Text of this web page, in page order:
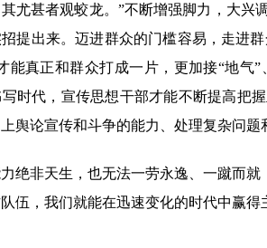
尤甚者观蛟龙。”不断增强脚力，大
提出来。迈进群众的门槛容易，走进
能真正和群众打成一片，更加接“地气
时代，宣传思想干部才能不断提高把
舆论宣传和斗争的能力、处理复杂问题
非天生，也无法一劳永逸、一蹴而就
伍，我们就能在迅速变化的时代中赢